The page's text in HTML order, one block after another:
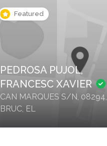
Featured
PEDROSA PUJOL,
FRANCESC XAVIER
CAN MARQUES S/N, 08294,
BRUC, EL